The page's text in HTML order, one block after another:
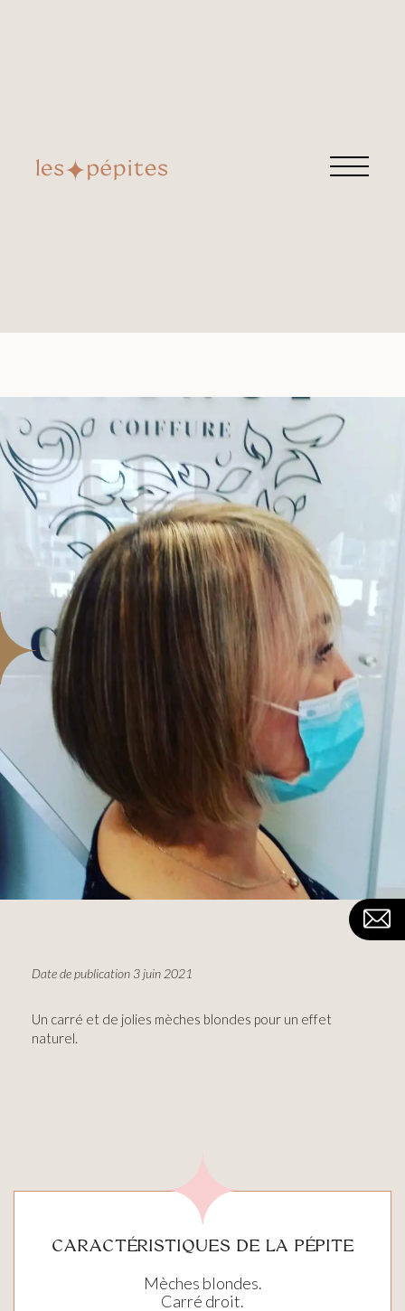
CARRÉ BLOND
Date de publication 3 juin 2021
Un carré et de jolies mèches blondes pour un effet
naturel.
CARACTÉRISTIQUES DE LA PÉPITE
Mèches blondes.
Carré droit.